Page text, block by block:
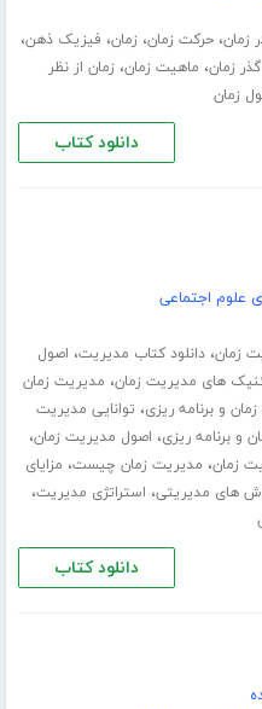
زمان،حرکت زمان، زمان، فیزیک ذهن،
گذر زمان، ماهیت زمان، زمان از نظر
زمان
دانلود کتاب
علوم اجتماعی
زمان،دانلود کتاب مدیریت، اصول
های مدیریت زمان، مدیریت زمان
و برنامه ریزی، توانایی مدیریت
و برنامه ریزی، اصول مدیریت زمان،
زمان، مدیریت زمان چیست، مزایای
های مدیریتی، استراتژی مدیریت،
دانلود کتاب